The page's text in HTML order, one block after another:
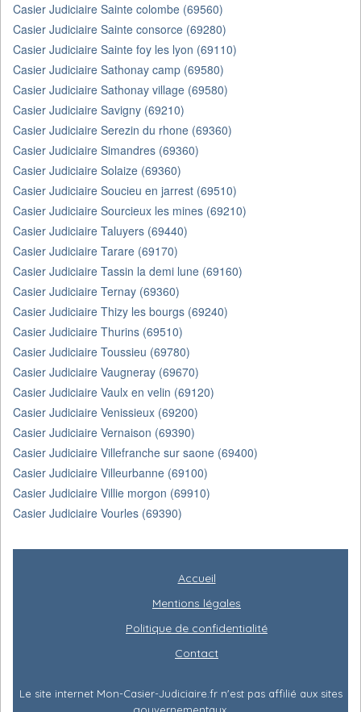
Casier Judiciaire Sainte colombe (69560)
Casier Judiciaire Sainte consorce (69280)
Casier Judiciaire Sainte foy les lyon (69110)
Casier Judiciaire Sathonay camp (69580)
Casier Judiciaire Sathonay village (69580)
Casier Judiciaire Savigny (69210)
Casier Judiciaire Serezin du rhone (69360)
Casier Judiciaire Simandres (69360)
Casier Judiciaire Solaize (69360)
Casier Judiciaire Soucieu en jarrest (69510)
Casier Judiciaire Sourcieux les mines (69210)
Casier Judiciaire Taluyers (69440)
Casier Judiciaire Tarare (69170)
Casier Judiciaire Tassin la demi lune (69160)
Casier Judiciaire Ternay (69360)
Casier Judiciaire Thizy les bourgs (69240)
Casier Judiciaire Thurins (69510)
Casier Judiciaire Toussieu (69780)
Casier Judiciaire Vaugneray (69670)
Casier Judiciaire Vaulx en velin (69120)
Casier Judiciaire Venissieux (69200)
Casier Judiciaire Vernaison (69390)
Casier Judiciaire Villefranche sur saone (69400)
Casier Judiciaire Villeurbanne (69100)
Casier Judiciaire Villie morgon (69910)
Casier Judiciaire Vourles (69390)
Accueil
Mentions légales
Politique de confidentialité
Contact
Le site internet Mon-Casier-Judiciaire.fr n'est pas affilié aux sites